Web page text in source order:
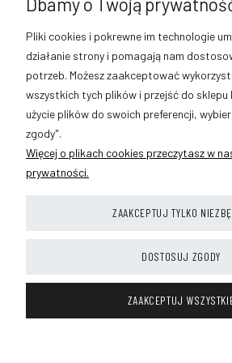
Sob 9:00 - 13:00
889-633-896
sklep@vmaxmoto.pl
POMOC
MOJE KONTO
PŁATNOŚCI I
O NAS
Pliki cookies i pokrewne im technologie
działanie strony i pomagają nam
potrzeb. Możesz zaakceptować
wszystkich tych plików i przejść do
użycie plików do swoich preferencji,
zgody".
Więcej o plikach cookies przeczytasz w
prywatności.
ZAAKCEPTUJ TYLKO
DOSTOSUJ ZGODY
ZAAKCEPTUJ